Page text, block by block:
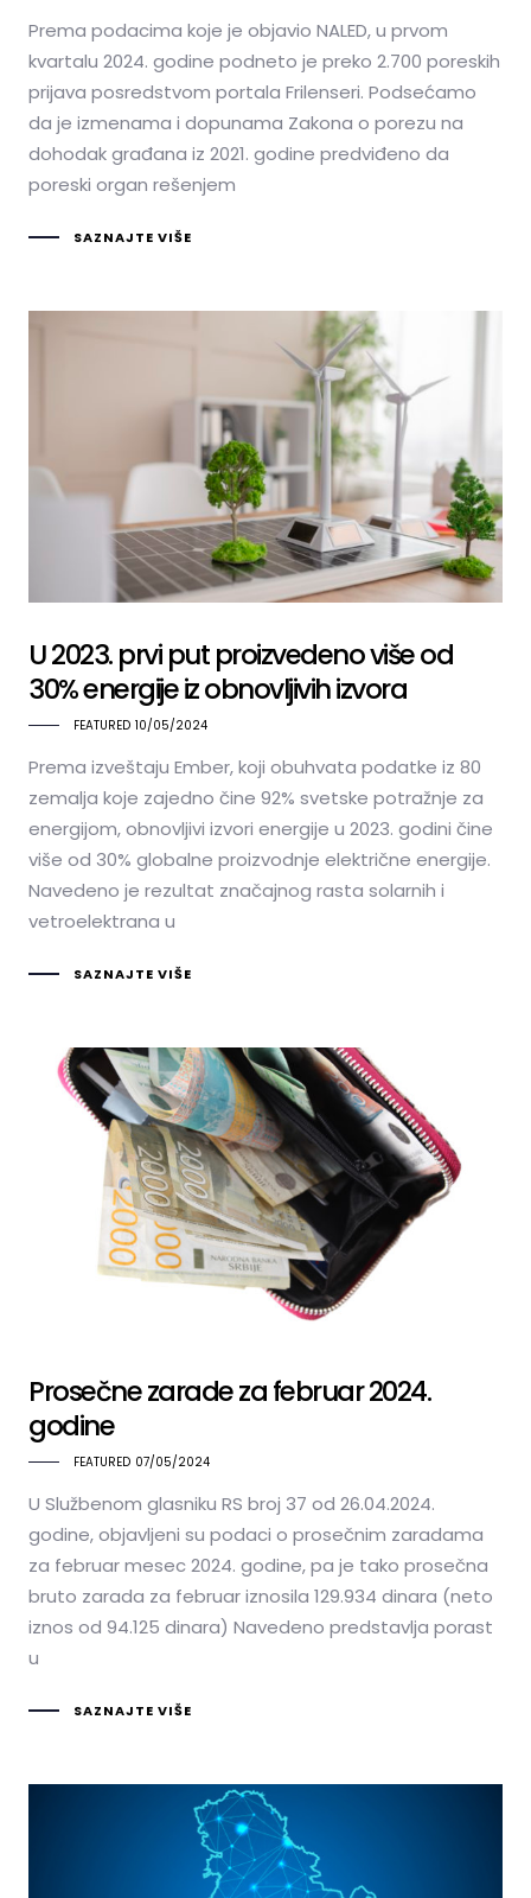
Prema podacima koje je objavio NALED, u prvom
kvartalu 2024. godine podneto je preko 2.700 poreskih
prijava posredstvom portala Frilenseri. Podsećamo
da je izmenama i dopunama Zakona o porezu na
dohodak građana iz 2021. godine predviđeno da
poreski organ rešenjem
SAZNAJTE VIŠE
U 2023. prvi put proizvedeno više od
30% energije iz obnovljivih izvora
FEATURED 10/05/2024
Prema izveštaju Ember, koji obuhvata podatke iz 80
zemalja koje zajedno čine 92% svetske potražnje za
energijom, obnovljivi izvori energije u 2023. godini čine
više od 30% globalne proizvodnje električne energije.
Navedeno je rezultat značajnog rasta solarnih i
vetroelektrana u
SAZNAJTE VIŠE
Prosečne zarade za februar 2024.
godine
FEATURED 07/05/2024
U Službenom glasniku RS broj 37 od 26.04.2024.
godine, objavljeni su podaci o prosečnim zaradama
za februar mesec 2024. godine, pa je tako prosečna
bruto zarada za februar iznosila 129.934 dinara (neto
iznos od 94.125 dinara) Navedeno predstavlja porast
u
SAZNAJTE VIŠE